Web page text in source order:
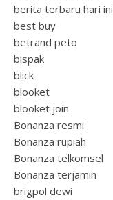
berita terbaru hari ini
best buy
betrand peto
bispak
blick
blooket
blooket join
Bonanza resmi
Bonanza rupiah
Bonanza telkomsel
Bonanza terjamin
brigpol dewi